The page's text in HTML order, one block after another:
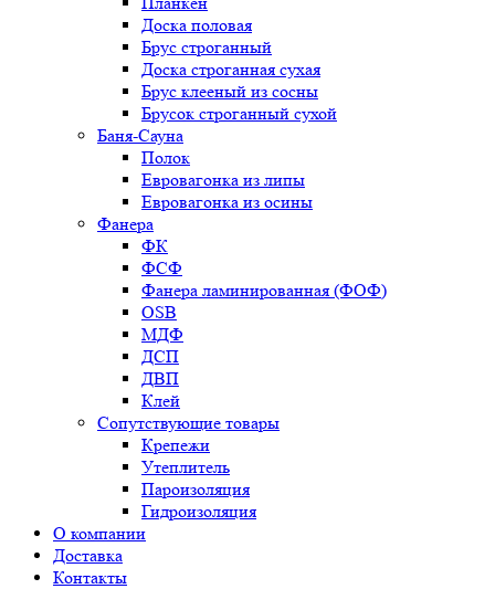
Доска половая
Брус строганный
Доска строганная сухая
Брус клееный из сосны
Брусок строганный сухой
Баня-Сауна
Полок
Евровагонка из липы
Евровагонка из осины
Фанера
ФК
ФСФ
Фанера ламинированная (ФОФ)
OSB
МДФ
ДСП
ДВП
Клей
Сопутствующие товары
Крепежи
Утеплитель
Пароизоляция
Гидроизоляция
О компании
Доставка
Контакты